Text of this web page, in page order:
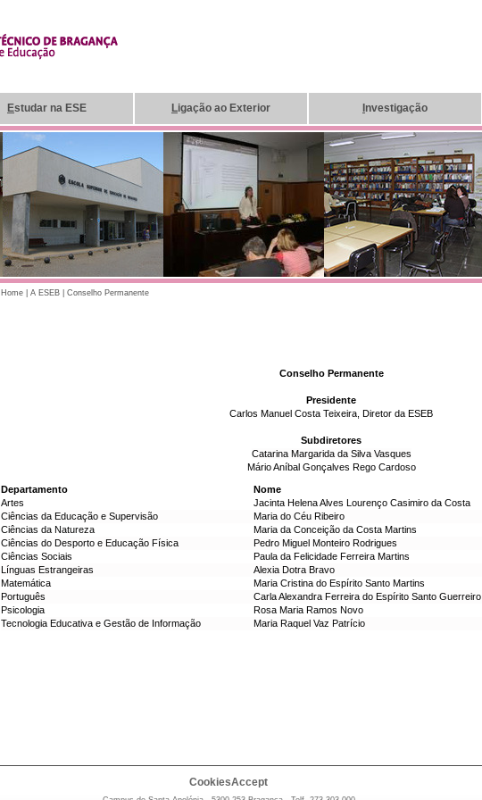
Estudar na ESE Ligação ao Exterior nvestigação
Home A ESEB Conselho Permanente
Conselho Permanente
Presidente
Carlos Manuel Costa Teixeira, Diretor da ESEB
Subdiretores
Catarina Margarida da Silva Vasques
Mário Aníbal Gonçalves Rego Cardoso
Departamento Nome
Artes
Jacinta Helena Alves Lourenço Casimiro da Costa
Ciências da Educação e Supervisão
Maria do Céu Ribeiro
Ciências da Natureza
Maria da Conceição da Costa Martins
Ciências do Desporto e Educação Física
Pedro Miguel Monteiro Rodrigues
Ciências Sociais
Paula da Felicidade Ferreira Martins
Línguas Estrangeiras
Alexia Dotra Bravo
Matemática
Maria Cristina do Espírito Santo Martins
Português
Carla Alexandra Ferreira do Espírito Santo Guerreiro
Psicologia
Rosa Maria Ramos Novo
Tecnologia Educativa e Gestão de Informação
Maria Raquel Vaz Patrício
CookiesAccept